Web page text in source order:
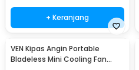
+ Keranjang
VEN Kipas Angin Portable
Bladeless Mini Cooling Fan